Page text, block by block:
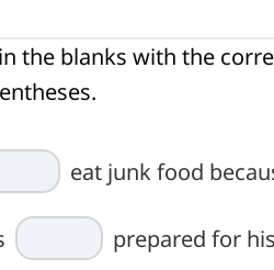
the blanks with the
eat junk food
prepared for